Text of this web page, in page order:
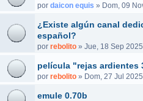
por daicon equis » Dom, 09
¿Existe algún canal
español?
por rebolito» Jue, 18 Sep
película "rejas ardientes
por rebolito» Dom, 27 Jul
emule 0.70b